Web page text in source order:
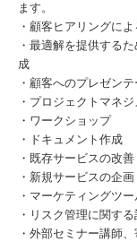
ます。
・顧客ヒアリングに
・最適解を提供する
成
・顧客へのプレゼン
・プロジェクトマネ
・ワークショップ
・ドキュメント作成
・既存サービスの改善
・新規サービスの企
・マーケティングツ
・リスク管理に関す
・外部セミナー講師